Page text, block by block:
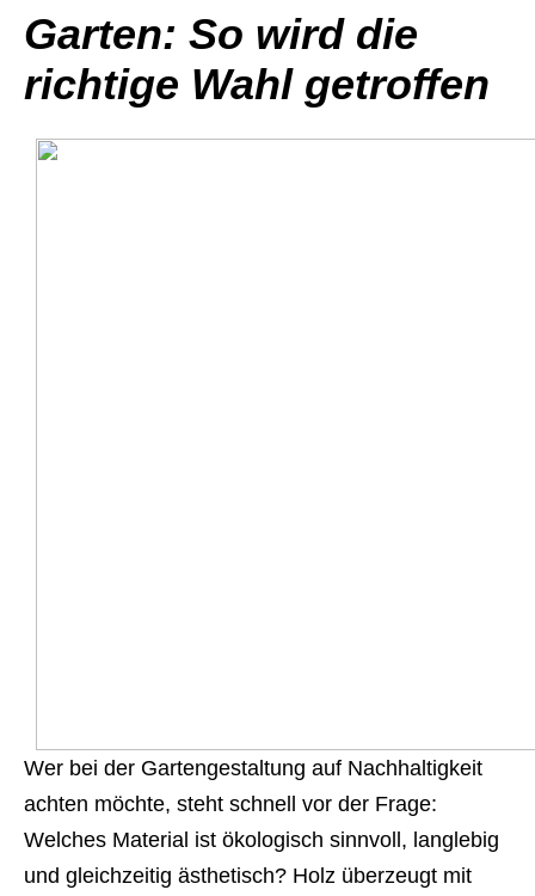
Garten: So wird die
richtige Wahl getroffen
Wer bei der Gartengestaltung auf Nachhaltigkeit
achten möchte, steht schnell vor der Frage:
Welches Material ist ökologisch sinnvoll, langlebig
und gleichzeitig ästhetisch? Holz überzeugt mit